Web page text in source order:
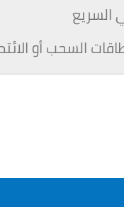
السريع
السحب أو